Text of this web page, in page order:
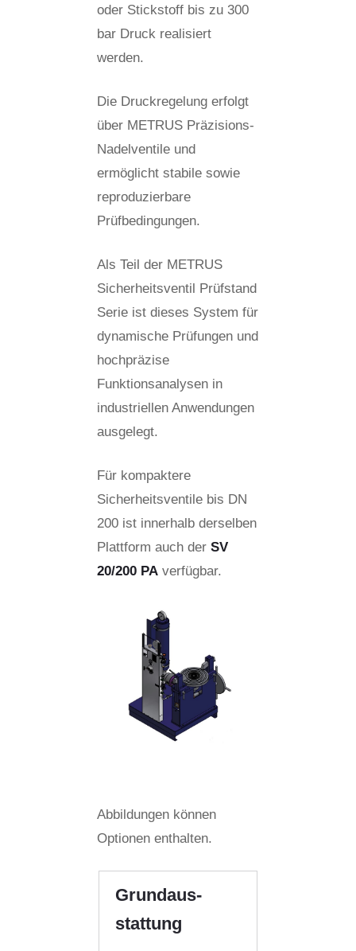
oder Stickstoff bis zu 300
bar Druck realisiert
werden.
Die Druckregelung erfolgt
über METRUS Präzisions-
Nadelventile und
ermöglicht stabile sowie
reproduzierbare
Prüfbedingungen.
Als Teil der METRUS
Sicherheitsventil Prüfstand
Serie ist dieses System für
dynamische Prüfungen und
hochpräzise
Funktionsanalysen in
industriellen Anwendungen
ausgelegt.
Für kompaktere
Sicherheitsventile bis DN
200 ist innerhalb derselben
Plattform auch der SV
20/200 PAverfügbar.
Abbildungen können
Optionen enthalten.
Grund­aus­
stattung